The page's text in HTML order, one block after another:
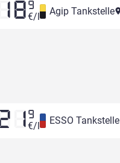
9
€/l Agip Tankstelle
9
€/l ESSO Tankstelle